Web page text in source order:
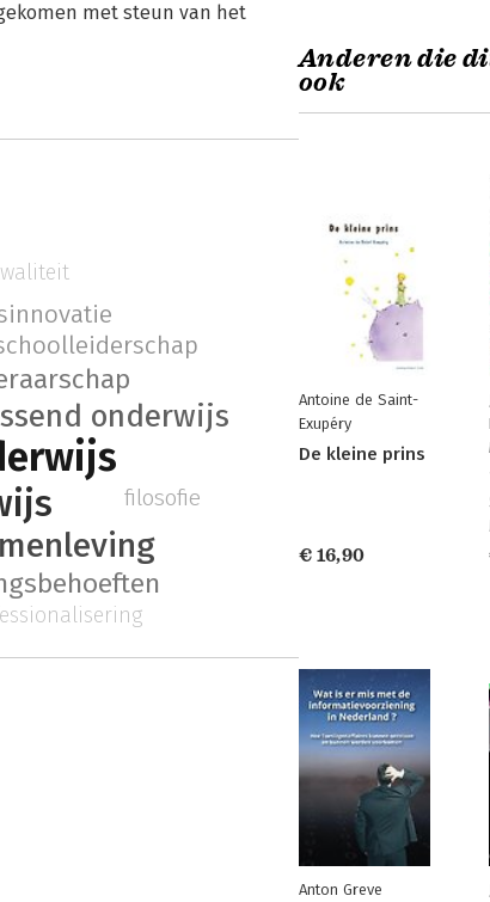
met steun van het
onderwijs
filosofie
Anderen die
ook
Antoine de Saint-
Exupéry
De kleine prins
€ 16,90
Anton Greve